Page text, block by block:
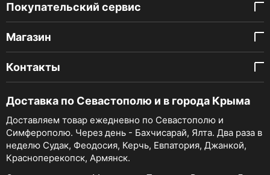
Покупательский сервис
Магазин
Контакты
Доставка по Севастополю и в города Крыма
Доставляем товар ежедневно по Севастополю и
Симферополю. Через день - Бахчисарай, Ялта. Два раза в
неделю Судак, Феодосия, Керчь, Евпатория, Джанкой,
Красноперекопск, Армянск.